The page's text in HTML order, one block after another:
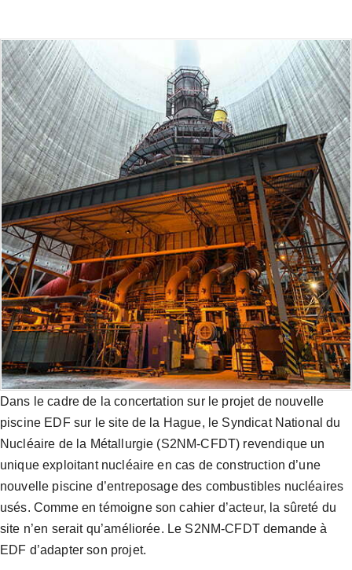
Dans le cadre de la concertation sur le projet de nouvelle
piscine EDF sur le site de la Hague, le Syndicat National du
Nucléaire de la Métallurgie (S2NM-CFDT) revendique un
unique exploitant nucléaire en cas de construction d’une
nouvelle piscine d’entreposage des combustibles nucléaires
usés. Comme en témoigne son cahier d’acteur, la sûreté du
site n’en serait qu’améliorée. Le S2NM-CFDT demande à
EDF d’adapter son projet.